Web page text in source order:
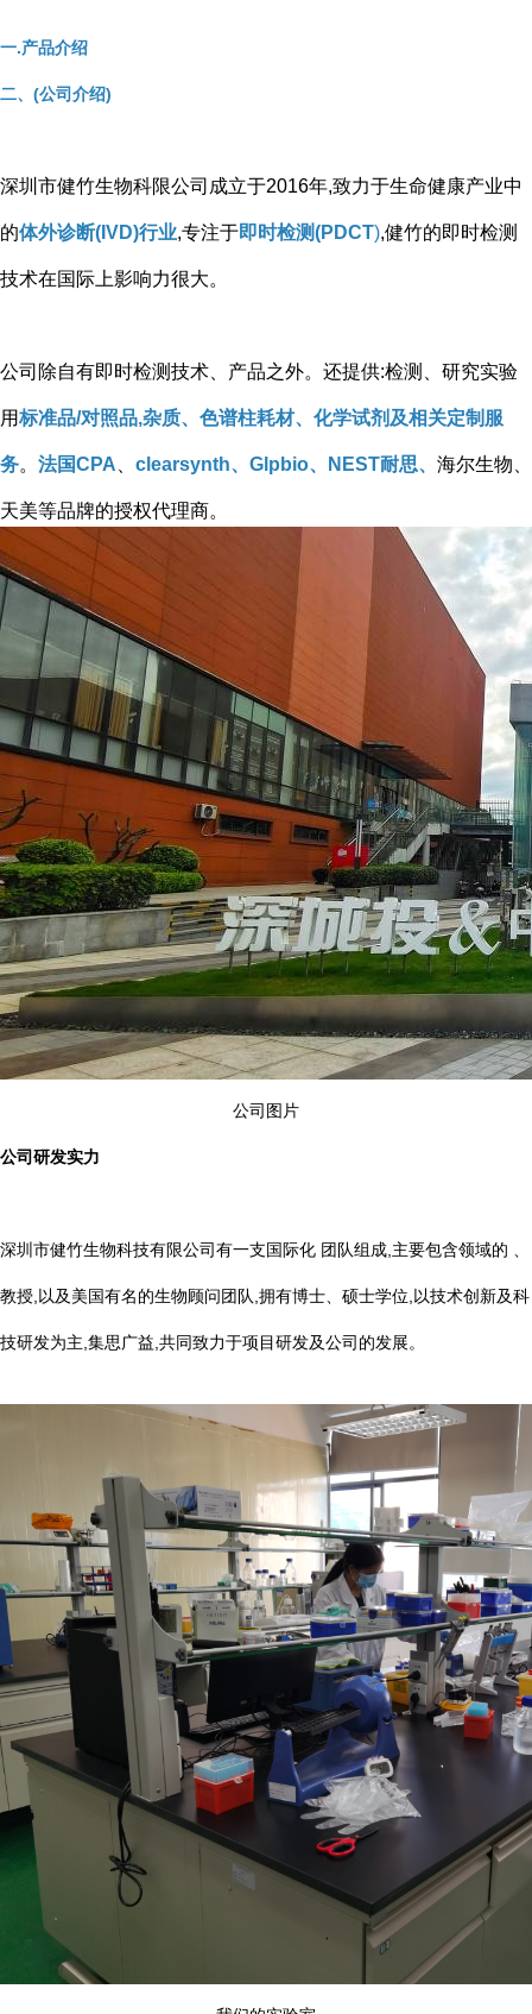
一.产品介绍
二、(公司介绍)
深圳市健竹生物科限公司成立于2016年,致力于生命健康产业中
的体外诊断(IVD)行业,专注于即时检测(PDCT),健竹的即时检测
技术在国际上影响力很大。
公司除自有即时检测技术、产品之外。还提供:检测、研究实验
用标准品/对照品,杂质、色谱柱耗材、化学试剂及相关定制服
务。 法国CPA clearsynth、Glpbio、NEST耐思、 海尔生物、
天美等品牌的授权代理商。
公司图片
公司研发实力
深圳市健竹生物科技有限公司有一支国际化 团队组成,主要包含领域的 、
教授,以及美国有名的生物顾问团队,拥有博士、硕士学位,以技术创新及科
技研发为主,集思广益,共同致力于项目研发及公司的发展。